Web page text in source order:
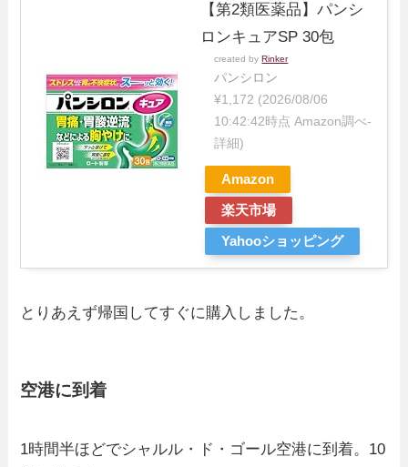
【第2類医薬品】パンシ
ロンキュアSP 30包
created by Rinker
パンシロン
¥1,172 (2026/08/06
10:42:42時点 Amazon調べ-
詳細)
Amazon
楽天市場
Yahooショッピング
とりあえず帰国してすぐに購入しました。
空港に到着
1時間半ほどでシャルル・ド・ゴール空港に到着。10